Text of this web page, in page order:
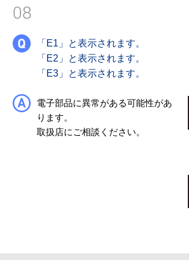
08
「E1」と表示されます。
「E2」と表示されます。
「E3」と表示されます。
電子部品に異常がある可能性があ
ります。
取扱店にご相談ください。